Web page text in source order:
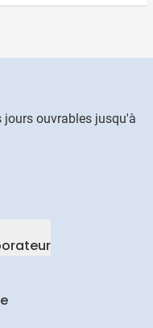
ouvrables jusqu'à